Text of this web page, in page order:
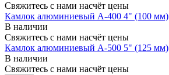
Свяжитесь с нами насчёт цены
Камлок алюминиевый A-400 4" (100 мм)
В наличии
Свяжитесь с нами насчёт цены
Камлок алюминиевый A-500 5" (125 мм)
В наличии
Свяжитесь с нами насчёт цены